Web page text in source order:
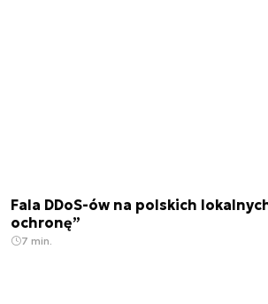
Fala DDoS-ów na polskich
ochronę”
7 min.